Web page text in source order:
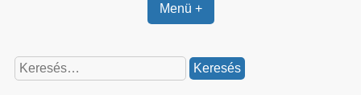
Menü +
Keresés: